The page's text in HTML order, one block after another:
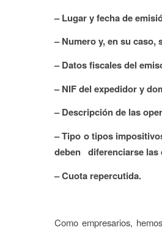
– Lugar y fecha de
– Numero y, en su caso,
– Datos fiscales del
– NIF del expedidor y
– Descripción de las
– Tipo o tipos
deben diferenciarse las
– Cuota repercutida.
Como empresarios,